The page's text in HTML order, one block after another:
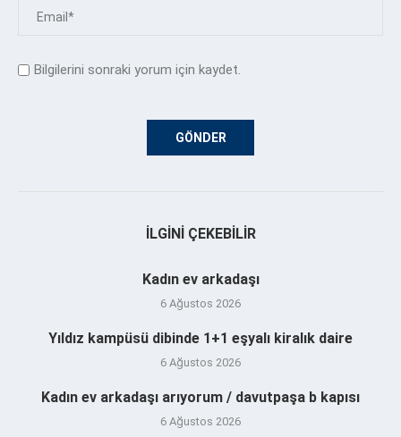
Bilgilerini sonraki yorum için kaydet.
İLGINI ÇEKEBILIR
Kadın ev arkadaşı
6 Ağustos 2026
Yıldız kampüsü dibinde 1+1 eşyalı kiralık daire
6 Ağustos 2026
Kadın ev arkadaşı arıyorum / davutpaşa b kapısı
6 Ağustos 2026